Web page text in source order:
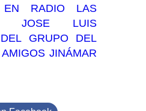
EN RADIO LAS
JOSE LUIS
GRUPO DEL
JINÁMAR